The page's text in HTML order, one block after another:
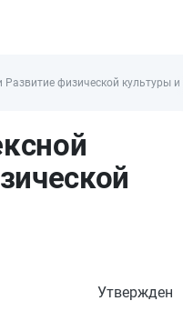
физической
Утвержден